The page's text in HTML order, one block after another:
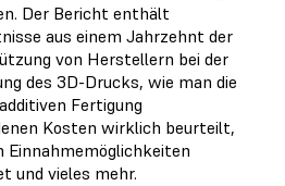
Der Bericht enthält
aus einem Jahrzehnt der
von Herstellern bei der
des 3D-Drucks, wie man die
Fertigung
Kosten wirklich beurteilt,
Einnahmemöglichkeiten
und vieles mehr.